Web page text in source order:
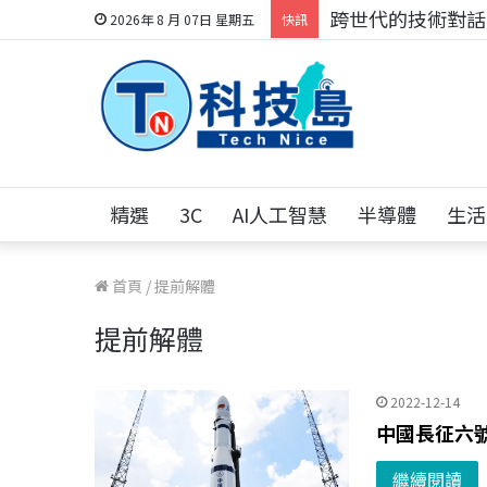
2026年 8 月 07日 星期五 快訊 科技人的經驗傳
精選 3C AI人工智慧 半導體 生活
首頁 /提前解體
提前解體
2022-12-14
中國長征六
繼續閱讀